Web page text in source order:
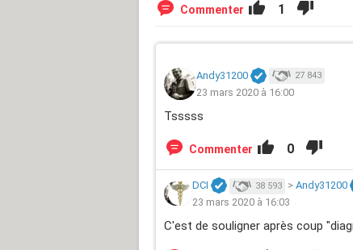
Commenter 1
Andy31200 27 843
23 mars 2020 à 16:00
Tsssss
Commenter 0
DCI 38 593 > Andy31200
23 mars 2020 à 16:03
C'est de souligner après coup